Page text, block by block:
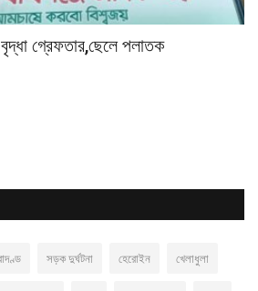
বৃদ্ধা গ্রেফতার,ছেলে পলাতক
সড়ক দুর্ঘটনা হেরোইন খেলাধুলা